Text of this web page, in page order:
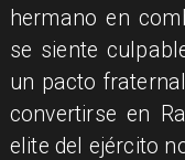
hermano en
se siente
un pacto
convertirse en
elite del ejército